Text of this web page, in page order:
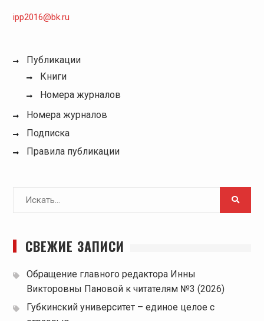
ipp2016@bk.ru
Публикации
Книги
Номера журналов
Номера журналов
Подписка
Правила публикации
Поиск
СВЕЖИЕ ЗАПИСИ
Обращение главного редактора Инны
Викторовны Пановой к читателям №3 (2026)
Губкинский университет – единое целое с